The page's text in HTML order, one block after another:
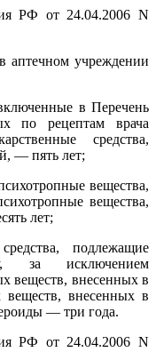
РФ от 24.04.2006 N
аптечном учреждении
в Перечень
по рецептам врача
средства,
— пять лет;
вещества,
вещества,
лет;
подлежащие
за исключением
веществ, внесенных в
внесенных в
— три года.
РФ от 24.04.2006 N